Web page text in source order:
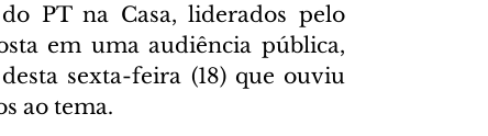
PT na Casa, liderados pelo
em uma audiência pública,
sexta-feira (18) que ouviu
ao tema.